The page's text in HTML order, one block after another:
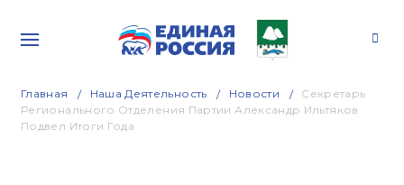
Главная Наша Деятельность Новости
Секретарь
Регионального Отделения Партии Александр Ильтяков
Подвел Итоги Года